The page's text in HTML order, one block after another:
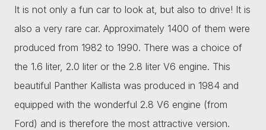
It is not only a fun car to look at, but also to drive! It is
also a very rare car. Approximately 1400 of them were
produced from 1982 to 1990. There was a choice of
the 1.6 liter, 2.0 liter or the 2.8 liter V6 engine. This
beautiful Panther Kallista was produced in 1984 and
equipped with the wonderful 2.8 V6 engine (from
Ford) and is therefore the most attractive version.